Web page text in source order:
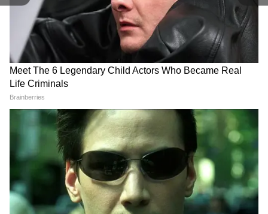
रणवीर सिंह ने 16 साल में खड़ा
किया करोड़ों का एम्पायर, फीस से
लेकर लग्जरी घरों-कारों तक सब
ट्रेलर रिलीज, दिखी उलझी हुई लव
स्टोरी की झलक